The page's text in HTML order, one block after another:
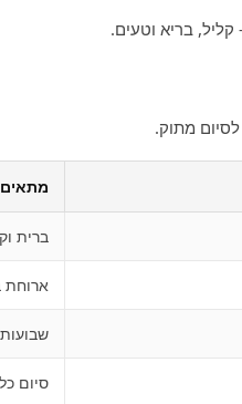
בריא וטעים.
מתוק.
ברית
ארוחת
סיום